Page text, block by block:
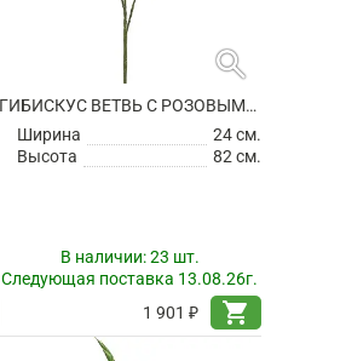
search
ГИБИСКУС ВЕТВЬ С РОЗОВЫМИ ЦВЕТАМИ ИСКУССТВЕННЫЙ
Ширина
24 см.
Высота
82 см.
В наличии:23 шт.
Следующая поставка 13.08.26г.
1 901 ₽
shopping_cart